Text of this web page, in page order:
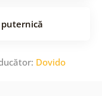
Dovido